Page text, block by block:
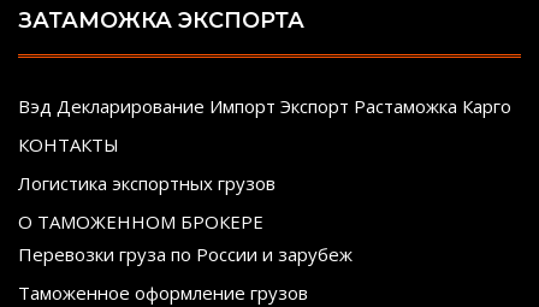
ЗАТАМОЖКА ЭКСПОРТА
Вэд Декларирование Импорт Экспорт Растаможка Карго
КОНТАКТЫ
Логистика экспортных грузов
О ТАМОЖЕННОМ БРОКЕРЕ
Перевозки груза по России и зарубеж
Таможенное оформление грузов